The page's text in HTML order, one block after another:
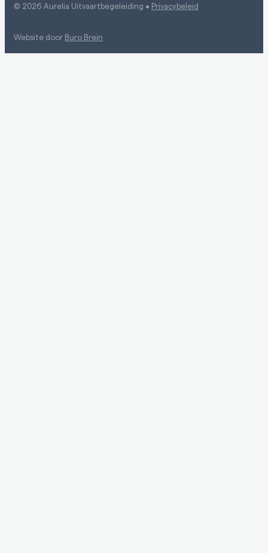
© 2026 Aurelia Uitvaartbegeleiding • Privacybeleid
Website door Buro Brein